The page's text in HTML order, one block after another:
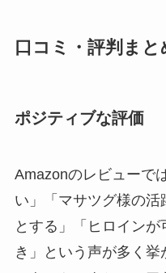
口コミ・評判まと
ポジティブな評価
Amazonのレビューで
い」「マサツグ様の活
とする」「ヒロイン
き」という声が多く